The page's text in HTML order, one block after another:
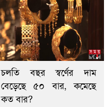
চলতি বছর স্বর্ণের দাম
বেড়েছে ৫০ বার, কমেছে
কত বার?